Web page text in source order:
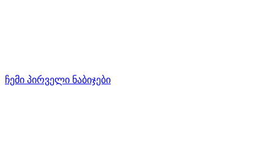
ჩემი პირველი ნაბიჯები